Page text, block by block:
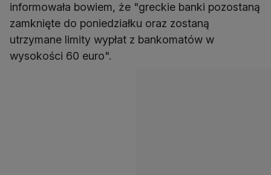
informowała bowiem, że "greckie banki pozostaną
zamknięte do poniedziałku oraz zostaną
utrzymane limity wypłat z bankomatów w
wysokości 60 euro".